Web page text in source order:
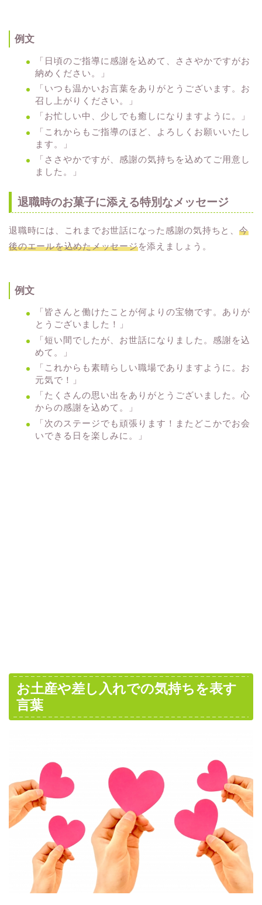
例文
「日頃のご指導に感謝を込めて、ささやかですがお
納めください。」
「いつも温かいお言葉をありがとうございます。お
召し上がりください。」
「お忙しい中、少しでも癒しになりますように。」
「これからもご指導のほど、よろしくお願いいたし
ます。」
「ささやかですが、感謝の気持ちを込めてご用意し
ました。」
退職時のお菓子に添える特別なメッセージ
退職時には、これまでお世話になった感謝の気持ちと、 今
後のエールを込めたメッセージを添えましょう。
例文
「皆さんと働けたことが何よりの宝物です。ありが
とうございました！」
「短い間でしたが、お世話になりました。感謝を込
めて。」
「これからも素晴らしい職場でありますように。お
元気で！」
「たくさんの思い出をありがとうございました。心
からの感謝を込めて。」
「次のステージでも頑張ります！またどこかでお会
いできる日を楽しみに。」
お土産や差し入れでの気持ちを表す
言葉